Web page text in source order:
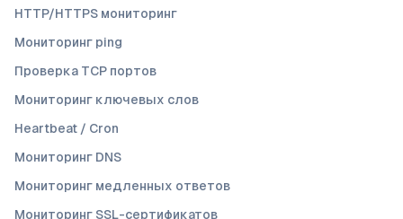
HTTP/HTTPS мониторинг
Мониторинг ping
Проверка TCP портов
Мониторинг ключевых слов
Heartbeat / Cron
Мониторинг DNS
Мониторинг медленных ответов
Мониторинг SSL-сертификатов